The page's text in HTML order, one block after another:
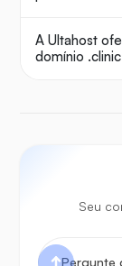
A Ultahost
domínio
Seu